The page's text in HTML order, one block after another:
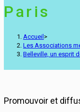
Paris
Accueil >
Les Associations
Belleville, un esprit
Promouvoir et